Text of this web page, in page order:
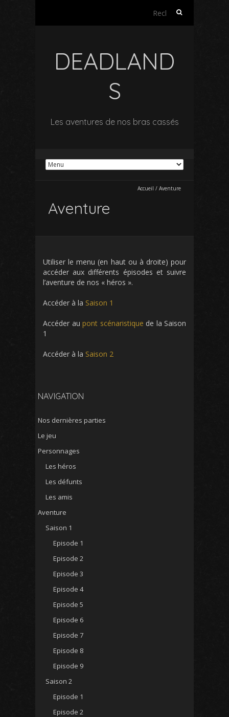
Rechercher :
DEADLAND
S
Les aventures de nos bras cassés
Accueil / Aventure
Aventure
Utiliser le menu (en haut ou à droite) pour
accéder aux différents épisodes et suivre
l’aventure de nos « héros ».
Accéder à la Saison 1
Accéder au pont scénaristique de la Saison
1
Accéder à la Saison 2
NAVIGATION
Nos dernières parties
Le jeu
Personnages
Les héros
Les défunts
Les amis
Aventure
Saison 1
Episode 1
Episode 2
Episode 3
Episode 4
Episode 5
Episode 6
Episode 7
Episode 8
Episode 9
Saison 2
Episode 1
Episode 2